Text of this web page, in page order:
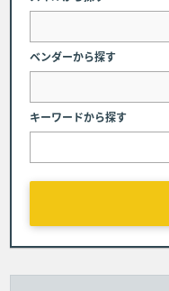
ベンダーから探す
キーワードから探す